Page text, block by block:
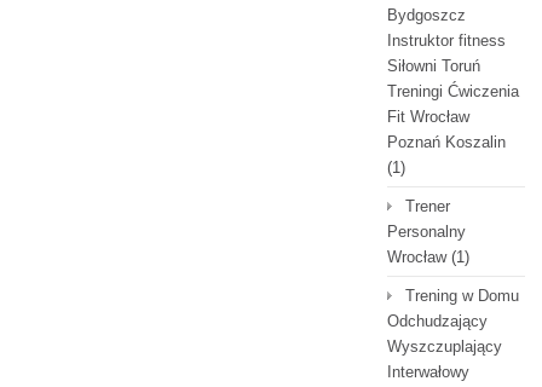
Bydgoszcz
Instruktor fitness
Siłowni Toruń
Treningi Ćwiczenia
Fit Wrocław
Poznań Koszalin
(1)
Trener
Personalny
Wrocław(1)
Trening w Domu
Odchudzający
Wyszczuplający
Interwałowy